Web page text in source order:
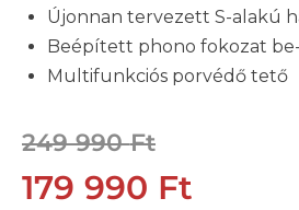
Újonnan tervezett S-alakú
Beépített phono fokozat
Multifunkciós porvédő tető
249 990Ft
179 990 Ft